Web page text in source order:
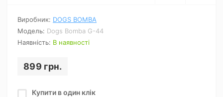
Виробник: DOGS BOMBA
Модель: Dogs Bomba G-44
Наявність: В наявності
899 грн.
Купити в один клік